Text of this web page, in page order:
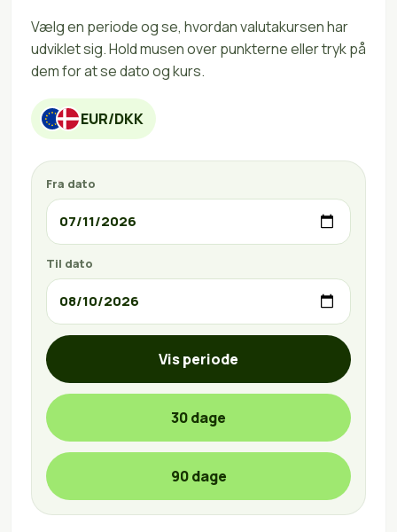
Vælg en periode og se, hvordan valutakursen har
udviklet sig. Hold musen over punkterne eller tryk på
dem for at se dato og kurs.
EUR/DKK
Fra dato
Til dato
Vis periode
30 dage
90 dage